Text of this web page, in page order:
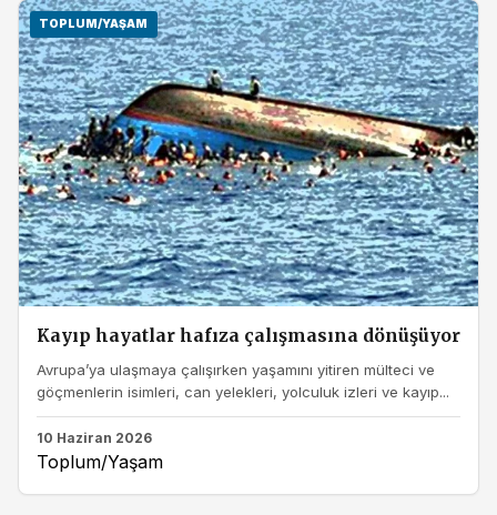
TOPLUM/YAŞAM
Kayıp hayatlar hafıza çalışmasına dönüşüyor
Avrupa’ya ulaşmaya çalışırken yaşamını yitiren mülteci ve
göçmenlerin isimleri, can yelekleri, yolculuk izleri ve kayıp...
10 Haziran 2026
Toplum/Yaşam